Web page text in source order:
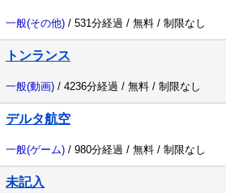
一般(その他) / 531分経過 / 無料 / 制限なし
トンランス
一般(動画) / 4236分経過 / 無料 / 制限なし
デルタ航空
一般(ゲーム) / 980分経過 / 無料 / 制限なし
未記入